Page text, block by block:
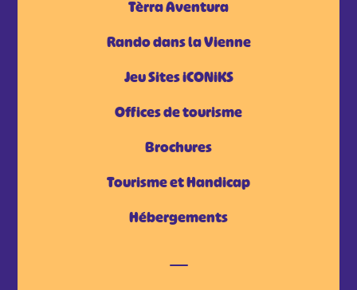
Tèrra Aventura
Rando dans la Vienne
Jeu Sites iCONiKS
Offices de tourisme
Brochures
Tourisme et Handicap
Hébergements